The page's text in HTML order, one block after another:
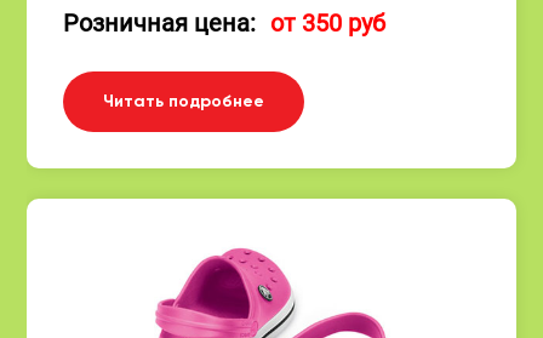
Розничная цена: от 350 руб
Читать подробнее